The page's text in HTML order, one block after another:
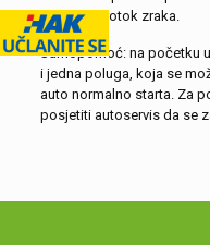
i zatvara protok zraka.
Samopomoć: na početku
i jedna poluga, koja se
auto normalno starta. Za
posjetiti autoservis da se